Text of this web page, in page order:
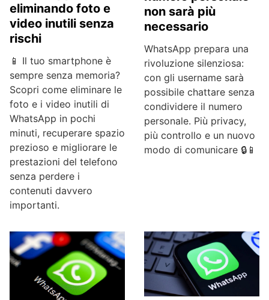
eliminando foto e
video inutili senza
rischi
📱 Il tuo smartphone è
sempre senza memoria?
Scopri come eliminare le
foto e i video inutili di
WhatsApp in pochi
minuti, recuperare spazio
prezioso e migliorare le
prestazioni del telefono
senza perdere i
contenuti davvero
importanti.
non sarà più
necessario
WhatsApp prepara una
rivoluzione silenziosa:
con gli username sarà
possibile chattare senza
condividere il numero
personale. Più privacy,
più controllo e un nuovo
modo di comunicare 🔒📱